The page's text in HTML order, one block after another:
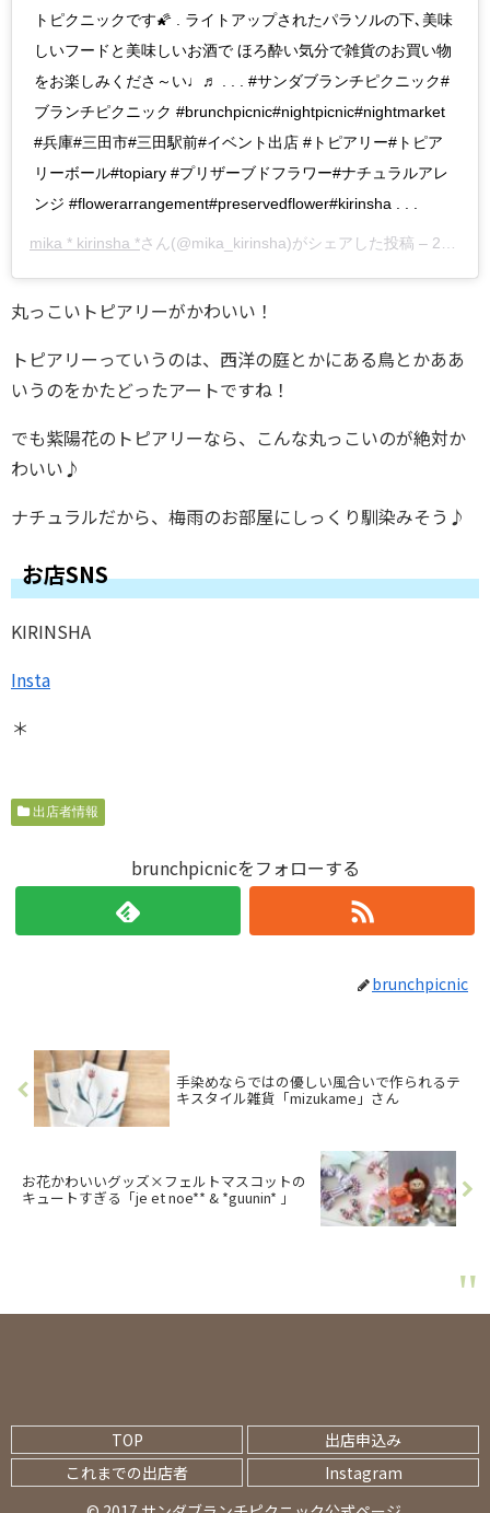
トピクニックです🌠 . ライトアップされたパラソルの下､美味
しいフードと美味しいお酒で ほろ酔い気分で雑貨のお買い物
をお楽しみくださ～い♩♬ . . . #サンダブランチピクニック#
ブランチピクニック #brunchpicnic#nightpicnic#nightmarket
#兵庫#三田市#三田駅前#イベント出店 #トピアリー#トピア
リーボール#topiary #プリザーブドフラワー#ナチュラルアレ
ンジ #flowerarrangement#preservedflower#kirinsha . . .
mika * kirinsha *さん(@mika_kirinsha)がシェアした投稿 – 2019年 7月月18日午前2時05分PDT
丸っこいトピアリーがかわいい！
トピアリーっていうのは、西洋の庭とかにある鳥とかああ
いうのをかたどったアートですね！
でも紫陽花のトピアリーなら、こんな丸っこいのが絶対か
わいい♪
ナチュラルだから、梅雨のお部屋にしっくり馴染みそう♪
お店SNS
KIRINSHA
Insta
＊
出店者情報
brunchpicnicをフォローする
brunchpicnic
手染めならではの優しい風合いで作られるテ
キスタイル雑貨「mizukame」さん
お花かわいいグッズ×フェルトマスコットの
キュートすぎる「je et noe** & *guunin* 」
TOP
出店申込み
これまでの出店者
Instagram